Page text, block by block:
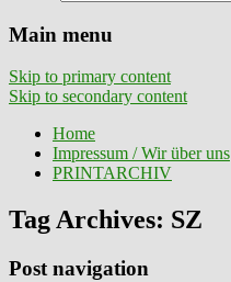
Main menu
Skip to primary content
Skip to secondary content
Home
Impressum / Wir über uns
PRINTARCHIV
Tag Archives: SZ
Post navigation